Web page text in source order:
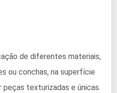
de diferentes materiais,
ou conchas, na superfície
peças texturizadas e únicas.